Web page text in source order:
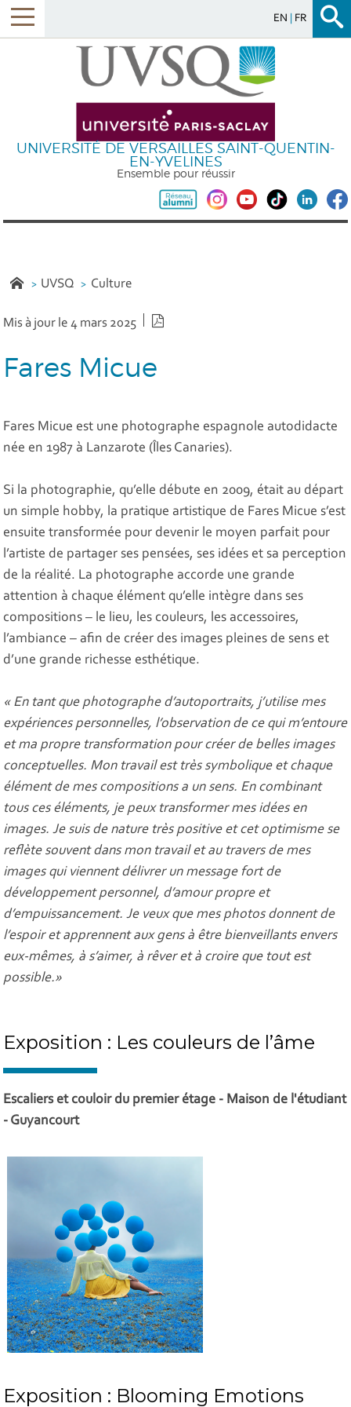
EN FR
UNIVERSITÉ DE VERSAILLES SAINT-QUENTIN-
EN-YVELINES
Ensemble pour réussir
UVSQ Culture
Mis à jour le 4 mars 2025
Fares Micue
Fares Micue est une photographe espagnole autodidacte
née en 1987 à Lanzarote (Îles Canaries).
Si la photographie, qu’elle débute en 2009, était au départ
un simple hobby, la pratique artistique de Fares Micue s’est
ensuite transformée pour devenir le moyen parfait pour
l’artiste de partager ses pensées, ses idées et sa perception
de la réalité. La photographe accorde une grande
attention à chaque élément qu’elle intègre dans ses
compositions – le lieu, les couleurs, les accessoires,
l’ambiance – afin de créer des images pleines de sens et
d’une grande richesse esthétique.
« En tant que photographe d’autoportraits, j’utilise mes
expériences personnelles, l’observation de ce qui m’entoure
et ma propre transformation pour créer de belles images
conceptuelles. Mon travail est très symbolique et chaque
élément de mes compositions a un sens. En combinant
tous ces éléments, je peux transformer mes idées en
images. Je suis de nature très positive et cet optimisme se
reflète souvent dans mon travail et au travers de mes
images qui viennent délivrer un message fort de
développement personnel, d’amour propre et
d’empuissancement. Je veux que mes photos donnent de
l’espoir et apprennent aux gens à être bienveillants envers
eux-mêmes, à s’aimer, à rêver et à croire que tout est
possible.»
Exposition : Les couleurs de l’âme
Escaliers et couloir du premier étage - Maison de l'étudiant
- Guyancourt
Exposition : Blooming Emotions